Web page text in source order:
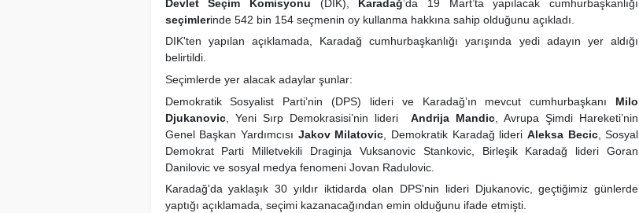
Devlet Seçim Komisyonu (DIK), Karadağ’da 19 Mart’ta yapılacak cumhurbaşkanlığı
seçimlerinde 542 bin 154 seçmenin oy kullanma hakkına sahip olduğunu açıkladı.
DIK'ten yapılan açıklamada, Karadağ cumhurbaşkanlığı yarışında yedi adayın yer aldığı
belirtildi.
Seçimlerde yer alacak adaylar şunlar:
Demokratik Sosyalist Parti’nin (DPS) lideri ve Karadağ’ın mevcut cumhurbaşkanı Milo
Djukanovic, Yeni Sırp Demokrasisi’nin lideri Andrija Mandic, Avrupa Şimdi Hareketi’nin
Genel Başkan Yardımcısı Jakov Milatovic , Demokratik Karadağ lideri Aleksa Becic, Sosyal
Demokrat Parti Milletvekili Draginja Vuksanovic Stankovic, Birleşik Karadağ lideri Goran
Danilovic ve sosyal medya fenomeni Jovan Radulovic.
Karadağ'da yaklaşık 30 yıldır iktidarda olan DPS'nin lideri Djukanovic, geçtiğimiz günlerde
yaptığı açıklamada, seçimi kazanacağından emin olduğunu ifade etmişti.